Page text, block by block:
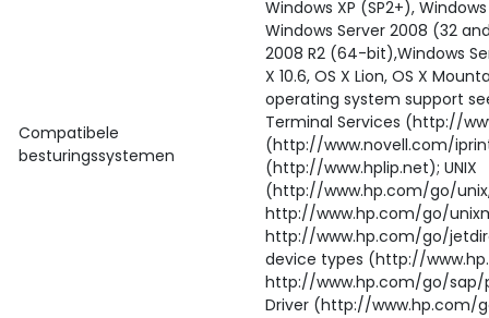
Compatibele
besturingssystemen
Windows XP (SP2+),
Windows Server 2008 (32
2008 R2 (64-bit),Windows
X 10.6, OS X Lion, OS X
operating system support
Terminal Services (http://
(http://www.novell.com/
(http://www.hplip.net); UNIX
(http://www.hp.com/go/
http://www.hp.com/go/
http://www.hp.com/go/
device types (http://
http://www.hp.com/go/sap/
Driver (http://www.hp.com/